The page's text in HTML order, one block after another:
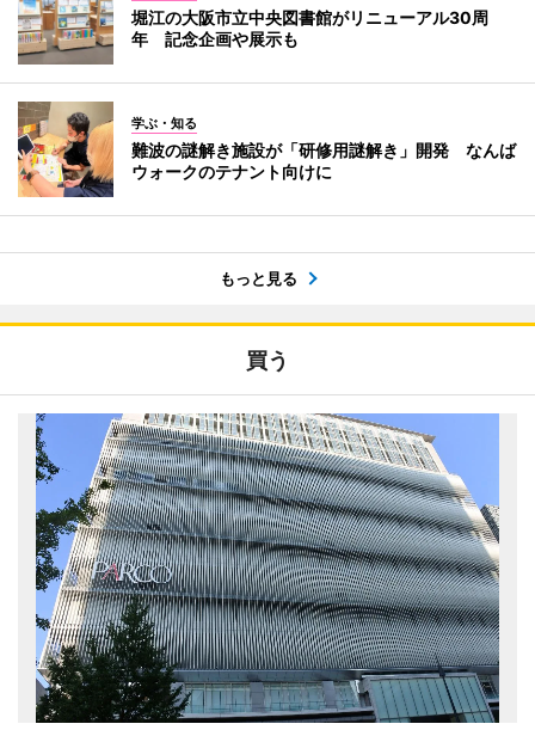
堀江の大阪市立中央図書館がリニューアル30周
年 記念企画や展示も
学ぶ・知る
難波の謎解き施設が「研修用謎解き」開発 なんば
ウォークのテナント向けに
もっと見る
買う